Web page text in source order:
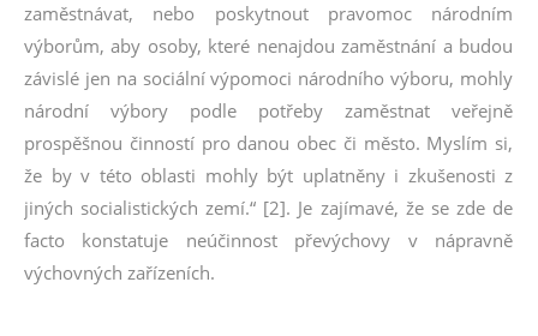
zaměstnávat, nebo poskytnout pravomoc národním
výborům, aby osoby, které nenajdou zaměstnání a budou
závislé jen na sociální výpomoci národního výboru, mohly
národní výbory podle potřeby zaměstnat veřejně
prospěšnou činností pro danou obec či město. Myslím si,
že by v této oblasti mohly být uplatněny i zkušenosti z
jiných socialistických zemí.“ [2]. Je zajímavé, že se zde de
facto konstatuje neúčinnost převýchovy v nápravně
výchovných zařízeních.